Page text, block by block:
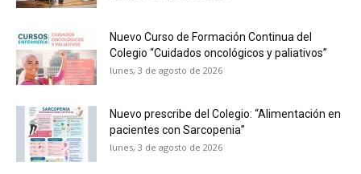
Nuevo Curso de Formación Continua del
Colegio “Cuidados oncológicos y paliativos”
lunes, 3 de agosto de 2026
Nuevo prescribe del Colegio: “Alimentación en
pacientes con Sarcopenia”
lunes, 3 de agosto de 2026